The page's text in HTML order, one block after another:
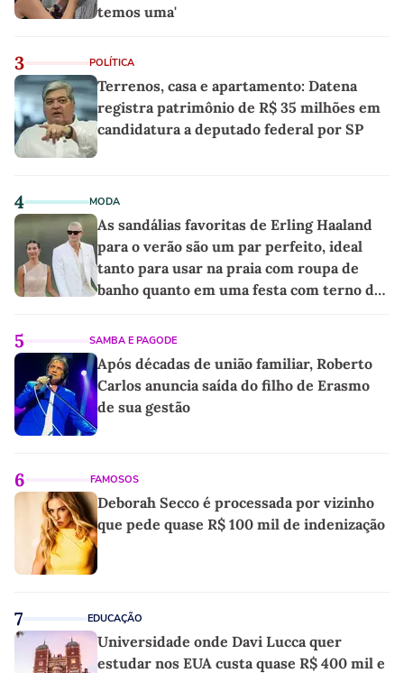
temos uma'
3 POLÍTICA
Terrenos, casa e apartamento: Datena
registra patrimônio de R$ 35 milhões em
candidatura a deputado federal por SP
4 MODA
As sandálias favoritas de Erling Haaland
para o verão são um par perfeito, ideal
tanto para usar na praia com roupa de
banho quanto em uma festa com terno de
5 SAMBA E PAGODE
Após décadas de união familiar, Roberto
Carlos anuncia saída do filho de Erasmo
de sua gestão
6 FAMOSOS
Deborah Secco é processada por vizinho
que pede quase R$ 100 mil de indenização
7 EDUCAÇÃO
Universidade onde Davi Lucca quer
estudar nos EUA custa quase R$ 400 mil e